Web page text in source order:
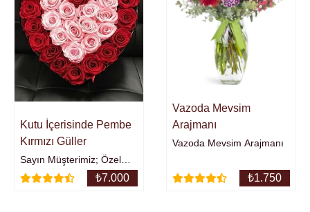
Kutu İçerisinde Pembe
Kırmızı Güller
Sayın Müşterimiz; Özel
Tasarım ürünlerimiz ve
tasarımlarımızda
₺7.000
Vazoda Mevsim
Arajmanı
Vazoda Mevsim Arajmanı
₺1.750